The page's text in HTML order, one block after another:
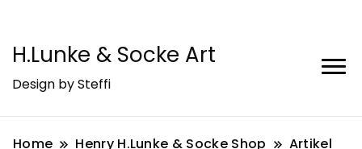
H.Lunke & Socke Art
Design by Steffi
Home Henry H.Lunke & Socke Shop
Artikel